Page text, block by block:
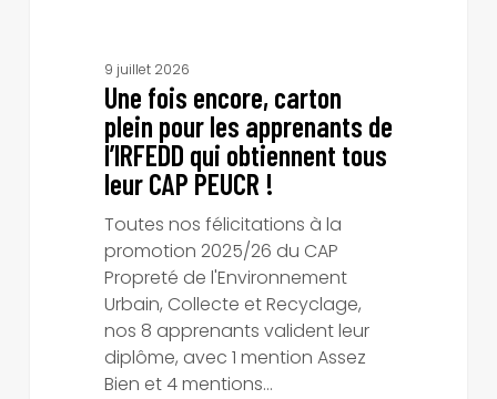
9 juillet 2026
Une fois encore, carton
plein pour les apprenants de
l’IRFEDD qui obtiennent tous
leur CAP PEUCR !
Toutes nos félicitations à la
promotion 2025/26 du CAP
Propreté de l'Environnement
Urbain, Collecte et Recyclage,
nos 8 apprenants valident leur
diplôme, avec 1 mention Assez
Bien et 4 mentions…